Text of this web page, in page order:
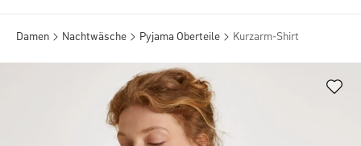
Damen Nachtwäsche Pyjama Oberteile Kurzarm-Shirt